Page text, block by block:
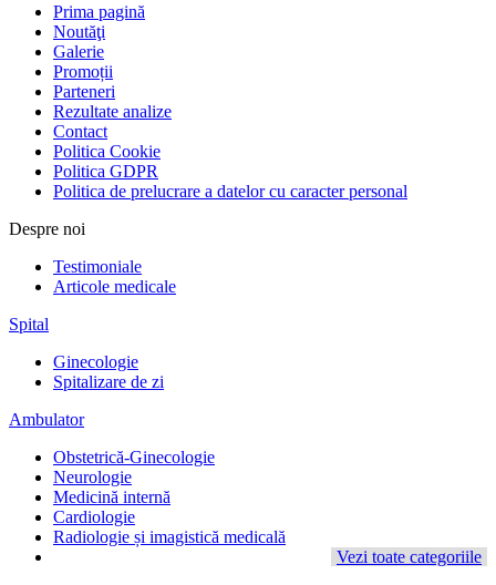
Prima pagină
Noutăţi
Galerie
Promoții
Parteneri
Rezultate analize
Contact
Politica Cookie
Politica GDPR
Politica de prelucrare a datelor cu caracter personal
Despre noi
Testimoniale
Articole medicale
Spital
Ginecologie
Spitalizare de zi
Ambulator
Obstetrică-Ginecologie
Neurologie
Medicină internă
Cardiologie
Radiologie și imagistică medicală
Vezi toate categoriile